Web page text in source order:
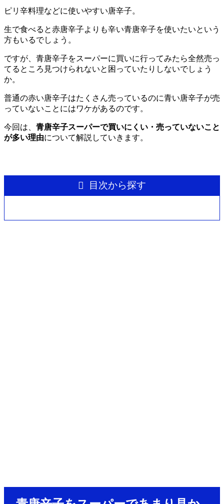
ピリ辛料理などに使いやすい唐辛子。
生で食べると赤唐辛子よりも辛い青唐辛子を使いたいという
方もいるでしょう。
ですが、青唐辛子をスーパーに買いに行ってみたら全然売っ
てるところ見つけられないと困っていたりしないでしょう
か。
普通の赤い唐辛子はたくさん売っているのに青い唐辛子が売
っていないことにはワケがあるのです。
今回は、 青唐辛子スーパーで買いにくい・売っていないこと
が多い理由について解説していきます。
目次から探す